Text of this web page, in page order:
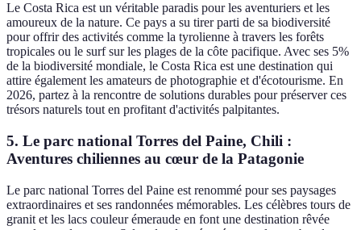
Le Costa Rica est un véritable paradis pour les aventuriers et les
amoureux de la nature. Ce pays a su tirer parti de sa biodiversité
pour offrir des activités comme la tyrolienne à travers les forêts
tropicales ou le surf sur les plages de la côte pacifique. Avec ses 5%
de la biodiversité mondiale, le Costa Rica est une destination qui
attire également les amateurs de photographie et d'écotourisme. En
2026, partez à la rencontre de solutions durables pour préserver ces
trésors naturels tout en profitant d'activités palpitantes.
5. Le parc national Torres del Paine, Chili :
Aventures chiliennes au cœur de la Patagonie
Le parc national Torres del Paine est renommé pour ses paysages
extraordinaires et ses randonnées mémorables. Les célèbres tours de
granit et les lacs couleur émeraude en font une destination rêvée